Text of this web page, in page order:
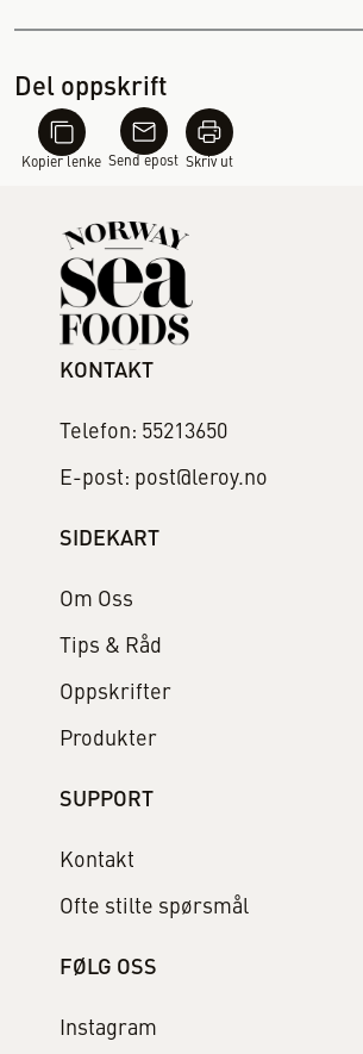
Del oppskrift
Kopier lenke Send epost Skriv ut
KONTAKT
Telefon: 55213650
E-post: post@leroy.no
SIDEKART
Om Oss
Tips & Råd
Oppskrifter
Produkter
SUPPORT
Kontakt
Ofte stilte spørsmål
FØLG OSS
Instagram